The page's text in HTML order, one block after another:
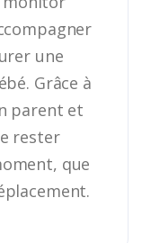
une
Grâce à
parent et
rester
que